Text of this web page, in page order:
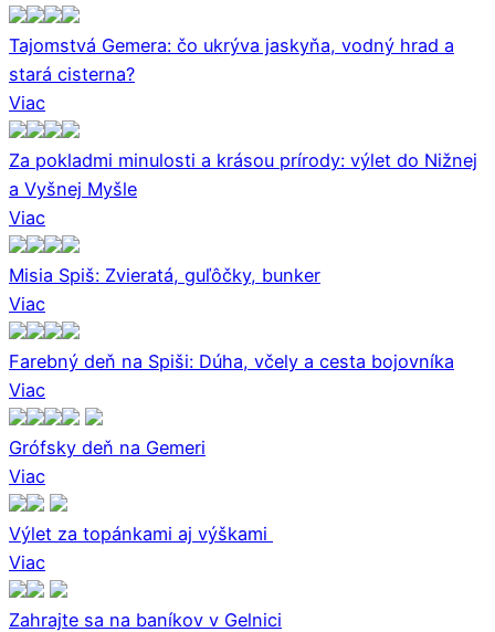
Tajomstvá Gemera: čo ukrýva jaskyňa, vodný hrad a
stará cisterna?
Viac
Za pokladmi minulosti a krásou prírody: výlet do Nižnej
a Vyšnej Myšle
Viac
Misia Spiš: Zvieratá, guľôčky, bunker
Viac
Farebný deň na Spiši: Dúha, včely a cesta bojovníka
Viac
Grófsky deň na Gemeri
Viac
Výlet za topánkami aj výškami
Viac
Zahrajte sa na baníkov v Gelnici